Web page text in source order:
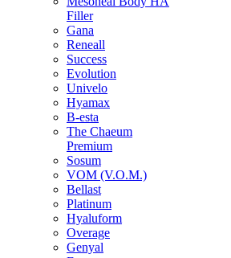
Filler
Gana
Reneall
Success
Evolution
Univelo
Hyamax
B-esta
The Chaeum
Premium
Sosum
VOM (V.O.M.)
Bellast
Platinum
Hyaluform
Overage
Genyal